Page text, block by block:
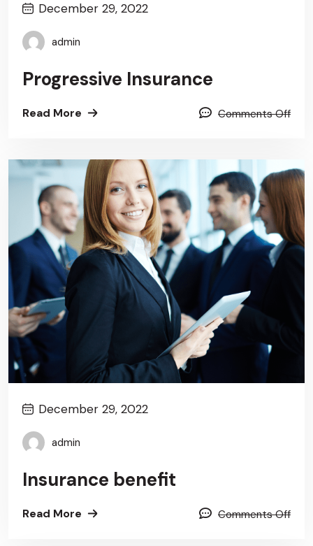
December 29, 2022
admin
Progressive Insurance
Read More Comments Off
December 29, 2022
admin
Insurance benefit
Read More Comments Off